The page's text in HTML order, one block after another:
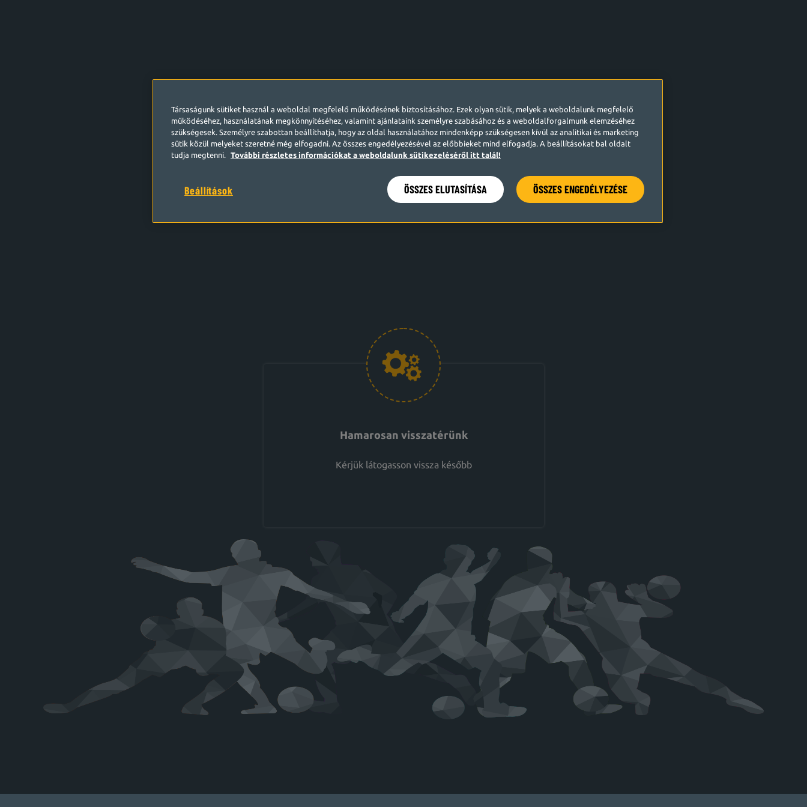
Hamarosan visszatérünk
Kérjük látogasson vissza később
Társaságunk sütiket használ a weboldal megfelelő működésének biztosításához. Ezek olyan sütik, melyek a weboldalunk megfelelő
működéséhez, használatának megkönnyítéséhez, valamint ajánlataink személyre szabásához és a weboldalforgalmunk elemzéséhez
szükségesek. Személyre szabottan beállíthatja, hogy az oldal használatához mindenképp szükségesen kívül az analitikai és marketing
sütik közül melyeket szeretné még elfogadni. Az összes engedélyezésével az előbbieket mind elfogadja. A beállításokat bal oldalt
tudja megtenni.
További részletes információkat a weboldalunk sütikezeléséről itt talál!
Beállítások ÖSSZES ELUTASÍTÁSA ÖSSZES ENGEDÉLYEZÉSE